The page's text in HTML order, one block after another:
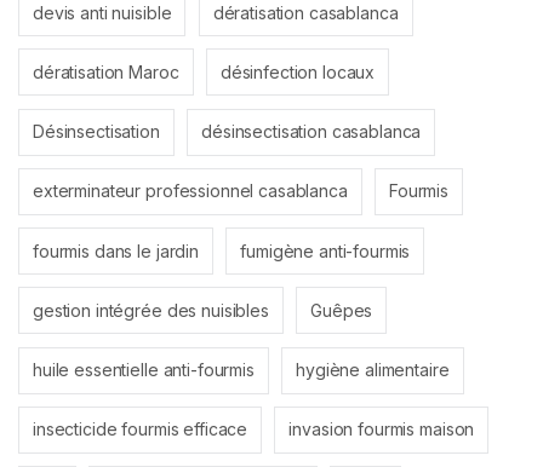
devis anti nuisible dératisation casablanca
dératisation Maroc désinfection locaux
Désinsectisation désinsectisation casablanca
exterminateur professionnel casablanca Fourmis
fourmis dans le jardin fumigène anti-fourmis
gestion intégrée des nuisibles Guêpes
huile essentielle anti-fourmis hygiène alimentaire
insecticide fourmis efficace invasion fourmis maison